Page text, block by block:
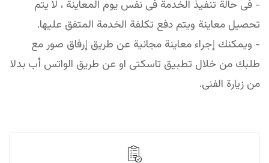
- فى حالة تنفيذ الخدمة فى نفس يوم المعاينة ، لا يتم
تحصيل معاينة ويتم دفع تكلفة الخدمة المتفق عليها.
- ويمكنك إجراء معاينة مجانية عن طريق إرفاق صور مع
طلبك من خلال تطبيق تاسكتى او عن طريق الواتس أب بدلا
من زيارة الفنى.